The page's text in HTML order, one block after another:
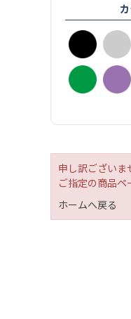
申し訳ございま
ご指定の商品ペ
ホームへ戻る